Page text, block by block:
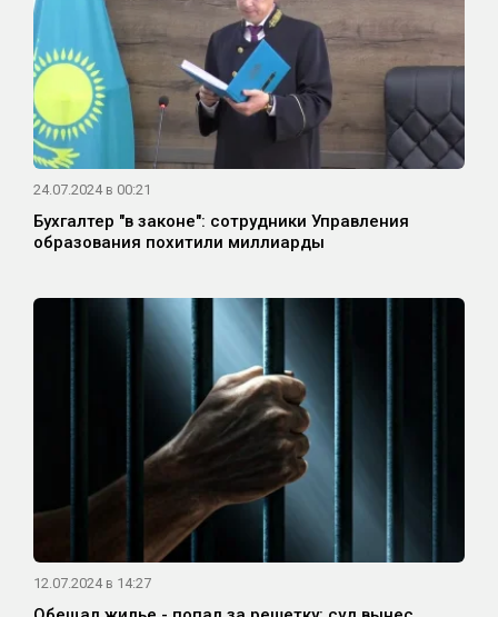
24.07.2024 в 00:21
Бухгалтер "в законе": сотрудники Управления
образования похитили миллиарды
12.07.2024 в 14:27